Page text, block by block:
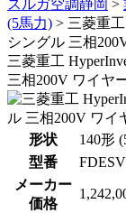
スルガ空調静岡 >
(5馬力) > 三菱重
シングル 三相
三菱重工
三相200V ワイヤ
形状
140形
型番
メーカー
価格